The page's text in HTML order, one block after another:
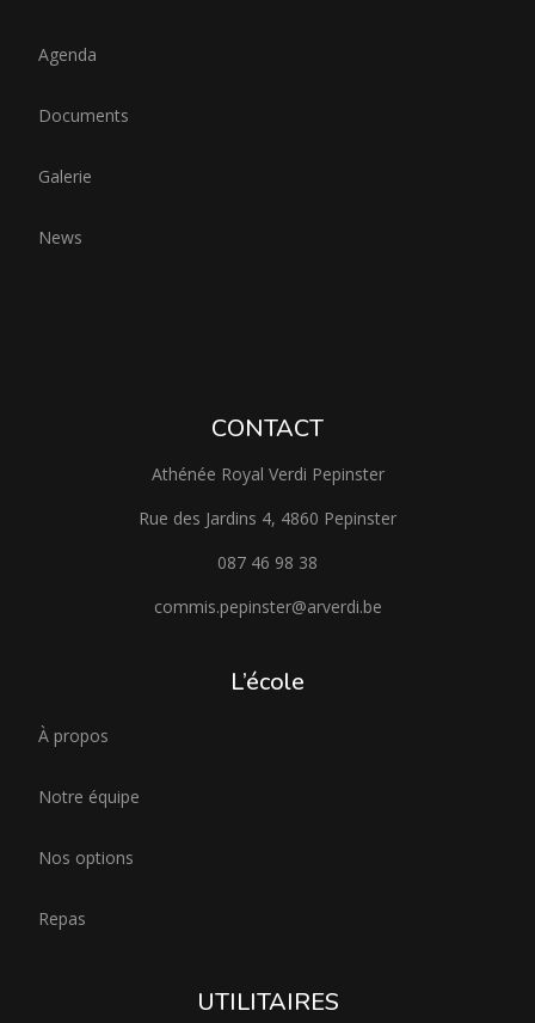
Agenda
Documents
Galerie
News
CONTACT
Athénée Royal Verdi Pepinster
Rue des Jardins 4, 4860 Pepinster
087 46 98 38
commis.pepinster@arverdi.be
L’école
À propos
Notre équipe
Nos options
Repas
UTILITAIRES